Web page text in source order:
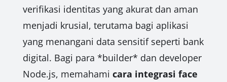
verifikasi identitas yang akurat dan aman
menjadi krusial, terutama bagi aplikasi
yang menangani data sensitif seperti bank
digital. Bagi para *builder* dan developer
Node.js, memahami cara integrasi face